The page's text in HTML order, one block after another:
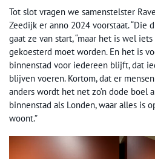
Tot slot vragen we samenstelster
Zeedijk er anno 2024 voorstaat. “Die
gaat ze van start, “maar het is wel
gekoesterd moet worden. En het is
binnenstad voor iedereen blijft, dat
blijven voeren. Kortom, dat er
anders wordt het net zo’n dode boel
binnenstad als Londen, waar alles is
woont.”